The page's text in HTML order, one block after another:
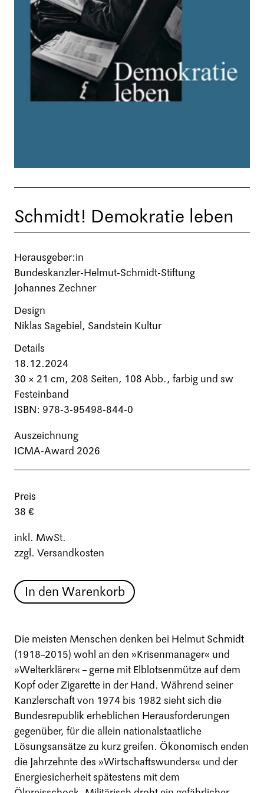
Schmidt! Demokratie leben
Herausgeber:in
Bundeskanzler-Helmut-Schmidt-Stiftung
Johannes Zechner
Design
Niklas Sagebiel, Sandstein Kultur
Details
18.12.2024
30 × 21 cm, 208 Seiten, 108 Abb., farbig und sw
Festeinband
ISBN: 978-3-95498-844-0
Auszeichnung
ICMA-Award 2026
Preis
38 €
inkl. MwSt.
zzgl. Versandkosten
In den Warenkorb
Die meisten Menschen denken bei Helmut Schmidt
(1918–2015) wohl an den »Krisenmanager« und
»Welterklärer« – gerne mit Elblotsenmütze auf dem
Kopf oder Zigarette in der Hand. Während seiner
Kanzlerschaft von 1974 bis 1982 sieht sich die
Bundesrepublik erheblichen Herausforderungen
gegenüber, für die allein nationalstaatliche
Lösungsansätze zu kurz greifen. Ökonomisch enden
die Jahrzehnte des »Wirtschaftswunders« und der
Energiesicherheit spätestens mit dem